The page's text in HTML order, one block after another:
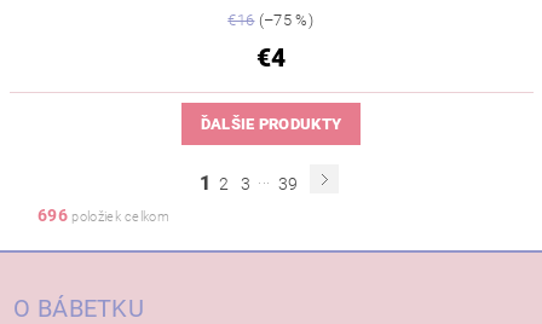
€16(–75 %)
€4
ĎALŠIE PRODUKTY
1 2 3
39
696položiek celkom
O BÁBETKU